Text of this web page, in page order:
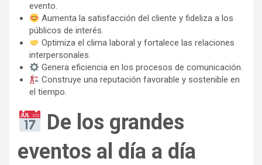
evento.
Aumenta la satisfacción del cliente y fideliza a los
públicos de interés.
Optimiza el clima laboral y fortalece las relaciones
interpersonales.
Genera eficiencia en los procesos de comunicación.
Construye una reputación favorable y sostenible en
el tiempo.
De los grandes
eventos al día a día